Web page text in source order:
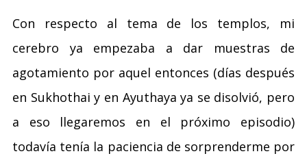
Con respecto al tema de los templos, mi
cerebro ya empezaba a dar muestras de
agotamiento por aquel entonces (días después
en Sukhothai y en Ayuthaya ya se disolvió, pero
a eso llegaremos en el próximo episodio)
todavía tenía la paciencia de sorprenderme por